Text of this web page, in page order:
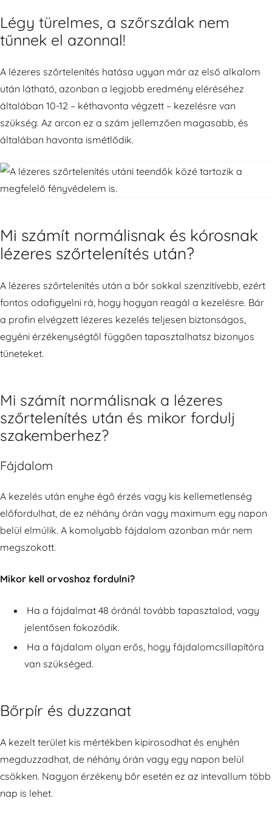
Légy türelmes, a szőrszálak nem
tűnnek el azonnal!
A lézeres szőrtelenítés hatása ugyan már az első alkalom
után látható, azonban a legjobb eredmény eléréséhez
általában 10-12 – kéthavonta végzett – kezelésre van
szükség. Az arcon ez a szám jellemzően magasabb, és
általában havonta ismétlődik.
Mi számít normálisnak és kórosnak
lézeres szőrtelenítés után?
A lézeres szőrtelenítés után a bőr sokkal szenzitívebb, ezért
fontos odafigyelni rá, hogy hogyan reagál a kezelésre. Bár
a profin elvégzett lézeres kezelés teljesen biztonságos,
egyéni érzékenységtől függően tapasztalhatsz bizonyos
tüneteket.
Mi számít normálisnak a lézeres
szőrtelenítés után és mikor fordulj
szakemberhez?
Fájdalom
A kezelés után enyhe égő érzés vagy kis kellemetlenség
előfordulhat, de ez néhány órán vagy maximum egy napon
belül elmúlik. A komolyabb fájdalom azonban már nem
megszokott.
Mikor kell orvoshoz fordulni?
Ha a fájdalmat 48 óránál tovább tapasztalod, vagy
jelentősen fokozódik.
Ha a fájdalom olyan erős, hogy fájdalomcsillapítóra
van szükséged.
Bőrpír és duzzanat
A kezelt terület kis mértékben kipirosodhat és enyhén
megduzzadhat, de néhány órán vagy egy napon belül
csökken. Nagyon érzékeny bőr esetén ez az intevallum több
nap is lehet.